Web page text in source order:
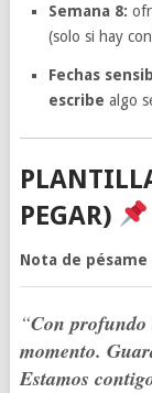
Semana 8:
(solo si hay
Fechas
escribe algo
PEGAR)
Nota de
“Con profundo
momento.
Estamos